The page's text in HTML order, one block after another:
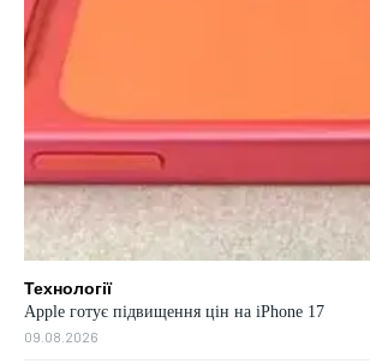
Технології
Apple готує підвищення цін на iPhone 17
09.08.2026